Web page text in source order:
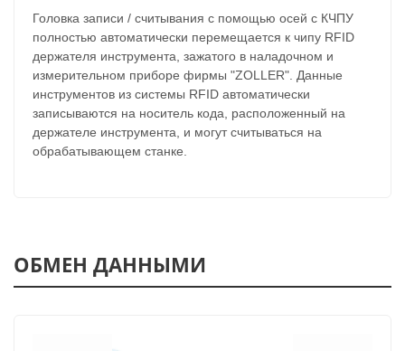
Головка записи / считывания с помощью осей с КЧПУ
полностью автоматически перемещается к чипу RFID
держателя инструмента, зажатого в наладочном и
измерительном приборе фирмы "ZOLLER". Данные
инструментов из системы RFID автоматически
записываются на носитель кода, расположенный на
держателе инструмента, и могут считываться на
обрабатывающем станке.
ОБМЕН ДАННЫМИ